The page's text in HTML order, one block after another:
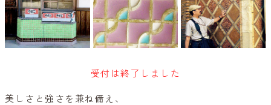
受付は終了しました
美しさと強さを兼ね備え、